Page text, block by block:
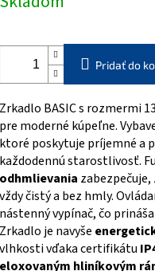
cena:
Pridať do
Zrkadlo BASIC s rozmermi
pre moderné kúpeľne.
ktoré poskytuje príjemné a
každodennú starostlivosť.
odhmlievania
vždy čistý a bez hmly.
nástenný vypínač, čo
Zrkadlo je navyše
vlhkosti vďaka certifikátu
eloxovaným hliníkovým